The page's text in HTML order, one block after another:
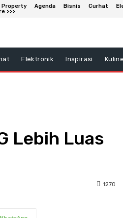
Property Agenda Bisnis Curhat
>>>
Elektronik Inspirasi
Lebih Luas
1270